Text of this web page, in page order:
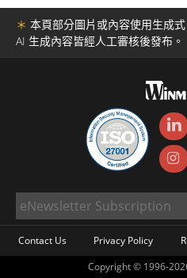
＊ 本頁部分圖片或內容使用生成
AI 生成內容皆經人工審核後發布。
Contact Us Privacy Policy
Copyright © 1996-